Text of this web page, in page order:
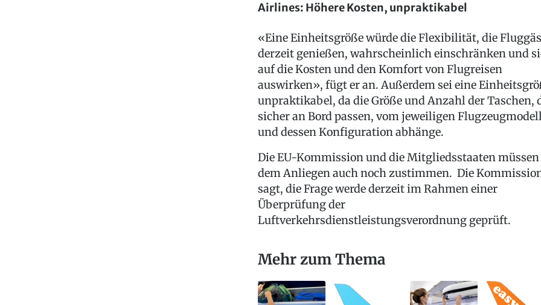
Airlines: Höhere Kosten, unpraktikabel
«Eine Einheitsgröße würde die Flexibilität, die
derzeit genießen, wahrscheinlich einschränken und
auf die Kosten und den Komfort von Flugreisen
auswirken», fügt er an. Außerdem sei eine
unpraktikabel, da die Größe und Anzahl der Taschen,
sicher an Bord passen, vom jeweiligen
und dessen Konfiguration abhänge.
Die EU-Kommission und die Mitgliedsstaaten müssen
dem Anliegen auch noch zustimmen. Die
sagt, die Frage werde derzeit im Rahmen einer
Überprüfung der
Luftverkehrsdienstleistungsverordnung geprüft.
Mehr zum Thema